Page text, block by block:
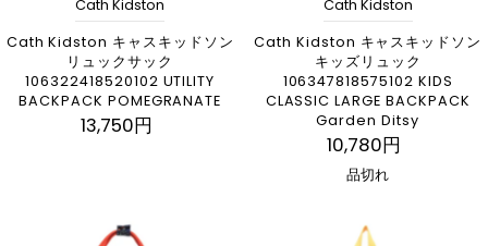
Cath Kidston
Cath Kidston キャスキッドソン
リュックサック
106322418520102 UTILITY
BACKPACK POMEGRANATE
13,750円
Cath Kidston
Cath Kidston キャスキッドソン
キッズリュック
106347818575102 KIDS
CLASSIC LARGE BACKPACK
Garden Ditsy
10,780円
品切れ